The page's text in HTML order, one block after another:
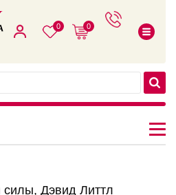
0 0
силы, Дэвид Литтл